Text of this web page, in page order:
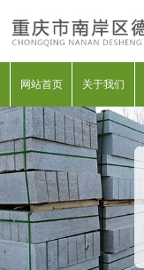
网站首页 关于我们